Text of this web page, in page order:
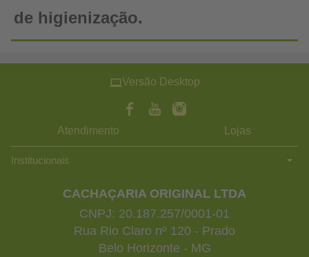
de higienização.
Versão Desktop
Atendimento Lojas
Institucionais
CACHAÇARIA ORIGINAL LTDA
CNPJ: 20.187.257/0001-01
Rua Rio Claro nº 120 - Prado
Belo Horizonte - MG